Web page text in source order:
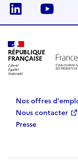
Linkedin
RÉPUBLIQUE
FRANÇAISE
Nos offres
Nous contacter
Presse